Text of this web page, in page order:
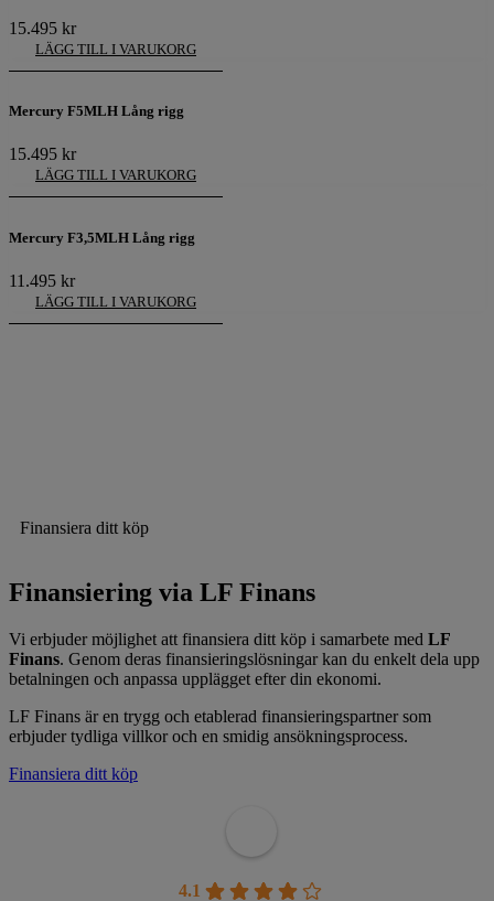
15.495 kr
LÄGG TILL I VARUKORG
Mercury F5MLH Lång rigg
15.495 kr
LÄGG TILL I VARUKORG
Mercury F3,5MLH Lång rigg
11.495 kr
LÄGG TILL I VARUKORG
Finansiera ditt köp
Finansiering via LF Finans
Vi erbjuder möjlighet att finansiera ditt köp i samarbete med LF
Finans. Genom deras finansieringslösningar kan du enkelt dela upp
betalningen och anpassa upplägget efter din ekonomi.
LF Finans är en trygg och etablerad finansieringspartner som
erbjuder tydliga villkor och en smidig ansökningsprocess.
Finansiera ditt köp
4.1